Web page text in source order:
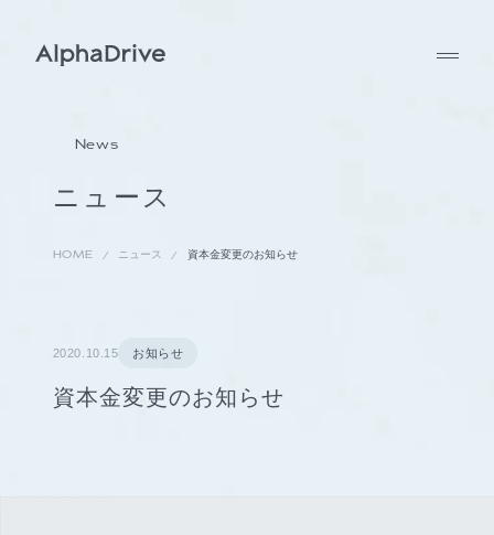
ニュース
News
HOME ニュース 資本金変更のお知らせ
2020.10.15 お知らせ
資本金変更のお知らせ